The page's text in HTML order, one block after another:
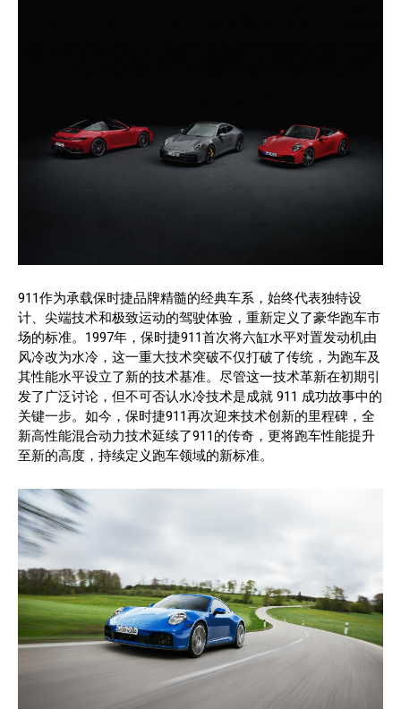
911作为承载保时捷品牌精髓的经典车系，始终代表独特设
计、尖端技术和极致运动的驾驶体验，重新定义了豪华跑车市
场的标准。1997年，保时捷911首次将六缸水平对置发动机由
风冷改为水冷，这一重大技术突破不仅打破了传统，为跑车及
其性能水平设立了新的技术基准。尽管这一技术革新在初期引
发了广泛讨论，但不可否认水冷技术是成就 911 成功故事中的
关键一步。如今，保时捷911再次迎来技术创新的里程碑，全
新高性能混合动力技术延续了911的传奇，更将跑车性能提升
至新的高度，持续定义跑车领域的新标准。